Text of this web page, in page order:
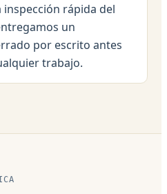
inspección rápida del
un
por escrito antes
trabajo.